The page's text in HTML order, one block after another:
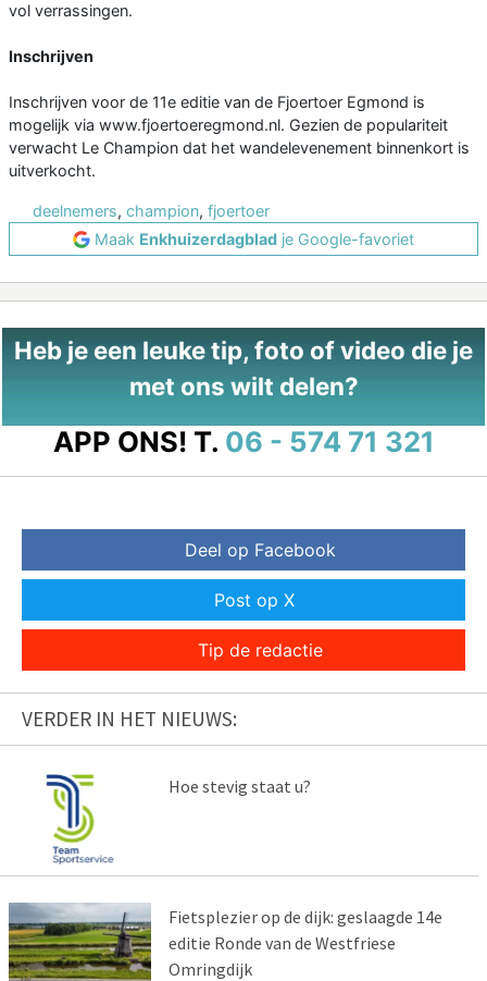
vol verrassingen.
Inschrijven
Inschrijven voor de 11e editie van de Fjoertoer Egmond is
mogelijk via www.fjoertoeregmond.nl. Gezien de populariteit
verwacht Le Champion dat het wandelevenement binnenkort is
uitverkocht.
deelnemers, champion, fjoertoer
Maak Enkhuizerdagblad je Google-favoriet
Heb je een leuke tip, foto of video die je
met ons wilt delen?
APP ONS! T. 06 - 574 71 321
Deel op Facebook
Post op X
Tip de redactie
VERDER IN HET NIEUWS:
Hoe stevig staat u?
Fietsplezier op de dijk: geslaagde 14e
editie Ronde van de Westfriese
Omringdijk